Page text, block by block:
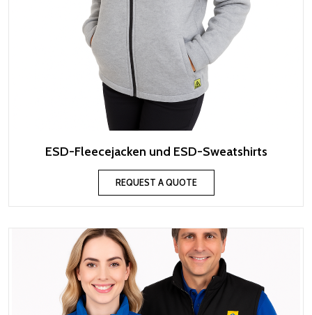
ESD-Fleecejacken und ESD-Sweatshirts
REQUEST A QUOTE